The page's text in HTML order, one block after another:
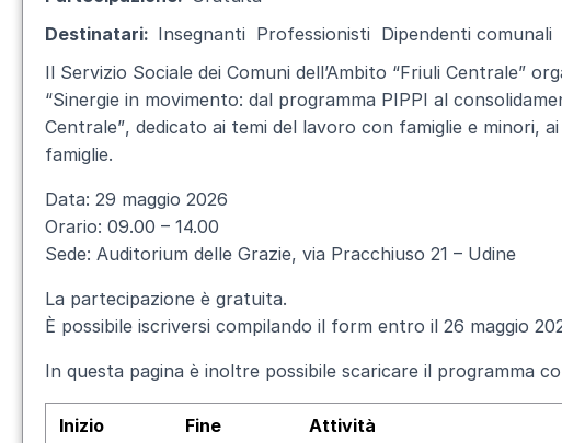
Destinatari
Insegnanti Professionisti Dipendenti comunali
Il Servizio Sociale dei Comuni dell’Ambito “Friuli Centrale”
“Sinergie in movimento: dal programma PIPPI al
Centrale”, dedicato ai temi del lavoro con famiglie e minori,
famiglie.
Data: 29 maggio 2026
Orario: 09.00 – 14.00
Sede: Auditorium delle Grazie, via Pracchiuso 21 – Udine
La partecipazione è gratuita.
È possibile iscriversi compilando il form entro il 26 maggio
In questa pagina è inoltre possibile scaricare il programma
Inizio Fine Attività